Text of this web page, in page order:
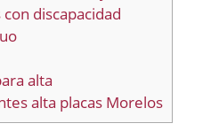
discapacidad
alta
alta placas Morelos